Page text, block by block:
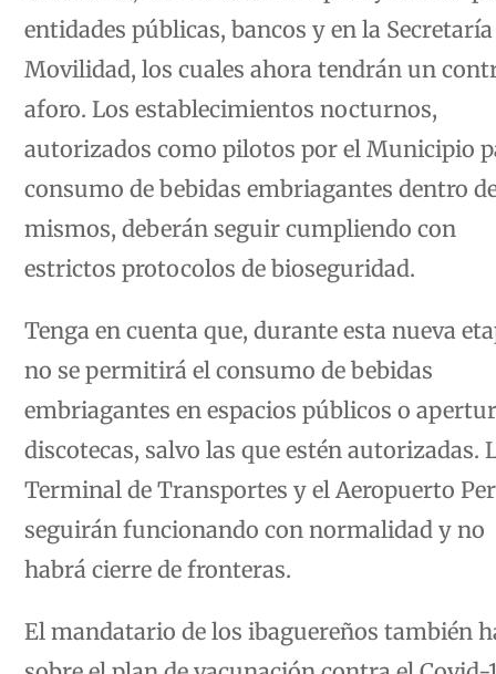
entidades públicas, bancos y en la
Movilidad, los cuales ahora tendrán un
aforo. Los establecimientos nocturnos,
autorizados como pilotos por el Municipio
consumo de bebidas embriagantes dentro
mismos, deberán seguir cumpliendo con
estrictos protocolos de bioseguridad.
Tenga en cuenta que, durante esta nueva
no se permitirá el consumo de bebidas
embriagantes en espacios públicos o
discotecas, salvo las que estén autorizadas.
Terminal de Transportes y el Aeropuerto
seguirán funcionando con normalidad y no
habrá cierre de fronteras.
El mandatario de los ibaguereños también
sobre el plan de vacunación contra el Covid-